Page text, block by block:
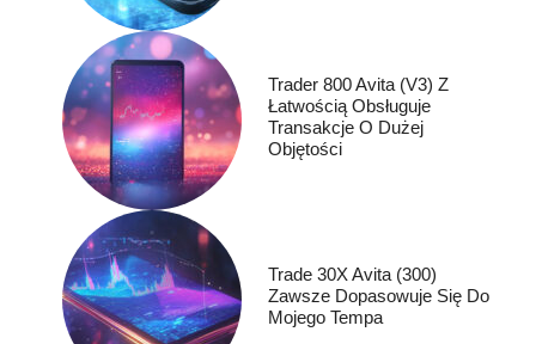
Trader 800 Avita (V3) Z
Łatwością Obsługuje
Transakcje O Dużej
Objętości
Trade 30X Avita (300)
Zawsze Dopasowuje Się Do
Mojego Tempa